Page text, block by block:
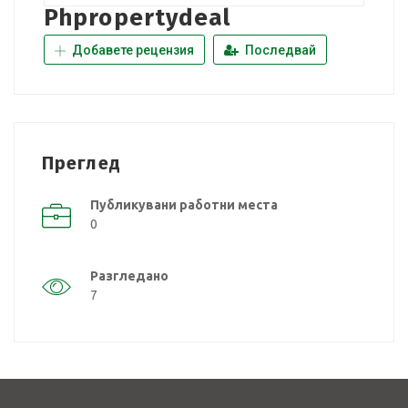
Phpropertydeal
Добавете рецензия Последвай
Преглед
Публикувани работни места
0
Разгледано
7